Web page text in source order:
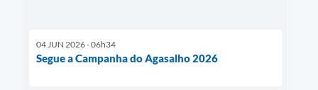
04 JUN 2026 - 06h34
Segue a Campanha do Agasalho 2026